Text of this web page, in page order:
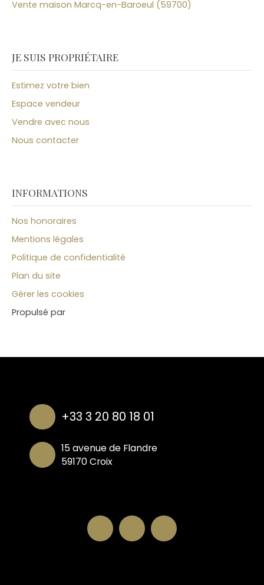
Vente maison Marcq-en-Baroeul (59700)
JE SUIS PROPRIÉTAIRE
Estimez votre bien
Espace vendeur
Vendre avec nous
Nous contacter
INFORMATIONS
Nos honoraires
Mentions légales
Politique de confidentialité
Plan du site
Gérer les cookies
Propulsé par
+33 3 20 80 18 01
15 avenue de Flandre
59170 Croix